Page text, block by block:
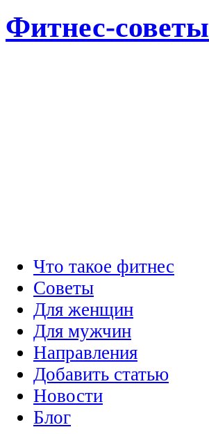
Фитнес-советы
Что такое фитнес
Советы
Для женщин
Для мужчин
Направления
Добавить статью
Новости
Блог